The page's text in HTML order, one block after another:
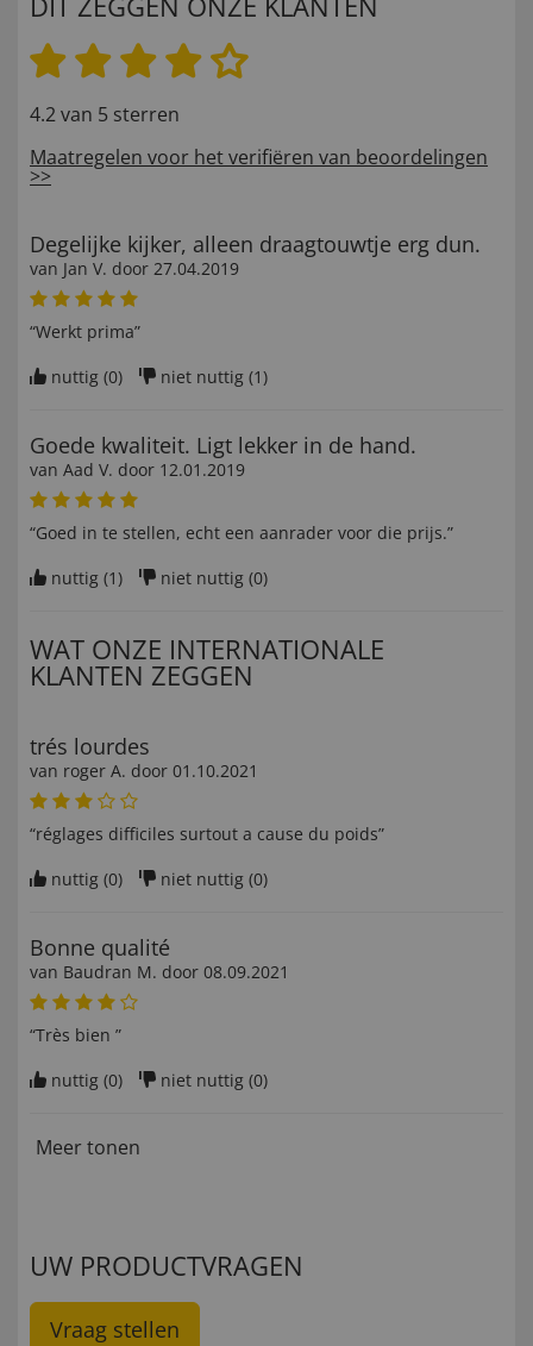
4.2 van 5 sterren
Maatregelen voor het verifiëren van beoordelingen
>>
Degelijke kijker, alleen draagtouwtje erg dun.
van Jan V. door 27.04.2019
“Werkt prima”
nuttig (0) niet nuttig (1)
Goede kwaliteit. Ligt lekker in de hand.
van Aad V. door 12.01.2019
“Goed in te stellen, echt een aanrader voor die prijs.”
nuttig (1) niet nuttig (0)
WAT ONZE INTERNATIONALE
KLANTEN ZEGGEN
trés lourdes
van roger A. door 01.10.2021
“réglages difficiles surtout a cause du poids”
nuttig (0) niet nuttig (0)
Bonne qualité
van Baudran M. door 08.09.2021
“Très bien ”
nuttig (0) niet nuttig (0)
Meer tonen
UW PRODUCTVRAGEN
Vraag stellen